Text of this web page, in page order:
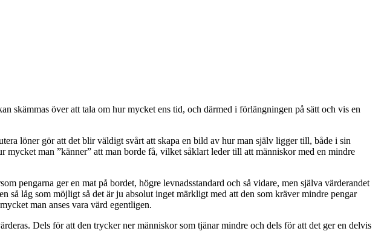
skämmas över att tala om hur mycket ens tid, och därmed i förlängningen på sätt och vis en
löner gör att det blir väldigt svårt att skapa en bild av hur man själv ligger till, både i sin
man ”känner” att man borde få, vilket såklart leder till att människor med en mindre
pengarna ger en mat på bordet, högre levnadsstandard och så vidare, men själva värderandet
så låg som möjligt så det är ju absolut inget märkligt med att den som kräver mindre pengar
man anses vara värd egentligen.
Dels för att den trycker ner människor som tjänar mindre och dels för att det ger en delvis